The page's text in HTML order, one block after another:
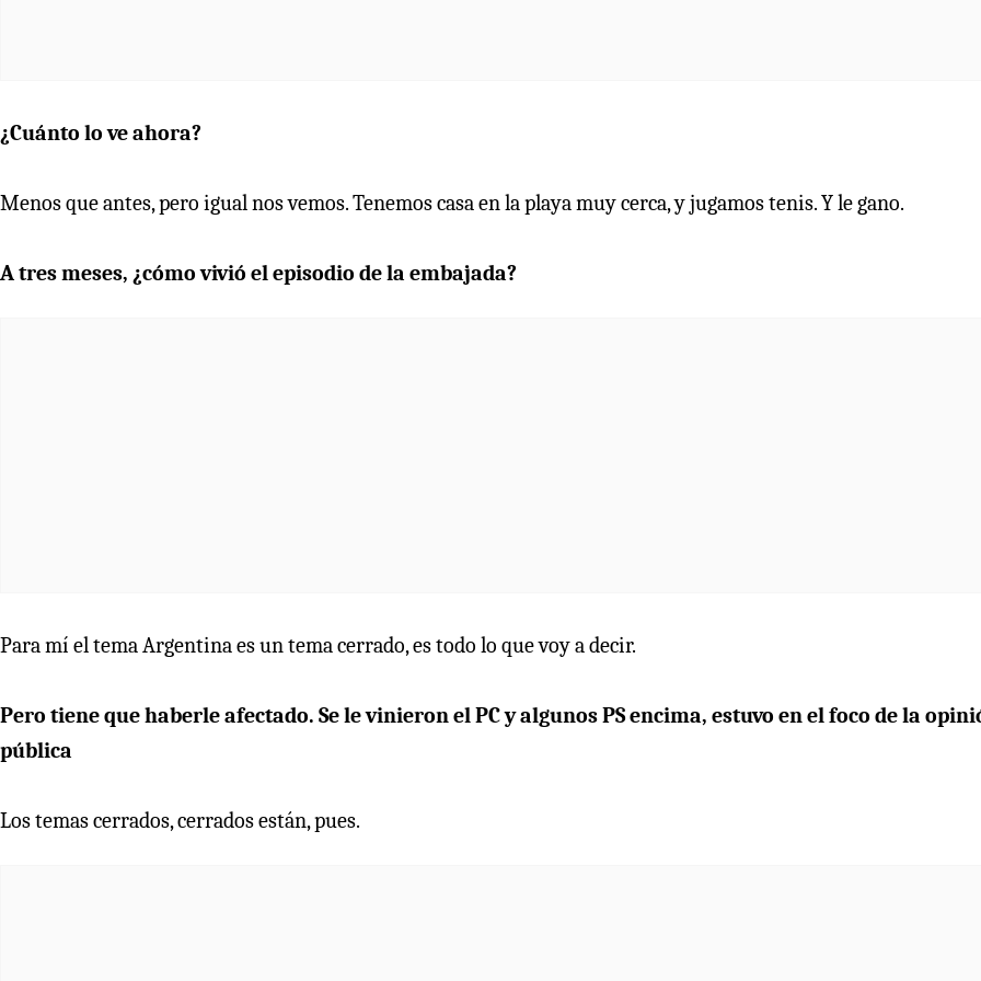
¿Cuánto lo ve ahora?
Menos que antes, pero igual nos vemos. Tenemos casa en la playa muy cerca, y jugamos tenis. Y le gano.
A tres meses, ¿cómo vivió el episodio de la embajada?
Para mí el tema Argentina es un tema cerrado, es todo lo que voy a decir.
Pero tiene que haberle afectado. Se le vinieron el PC y algunos PS encima, estuvo en el foco de la
pública
Los temas cerrados, cerrados están, pues.